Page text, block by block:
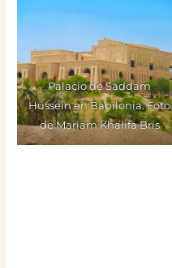
Palacio de Saddam
Hussein en Babilonia. Foto
de Mariam Khalifa Bris